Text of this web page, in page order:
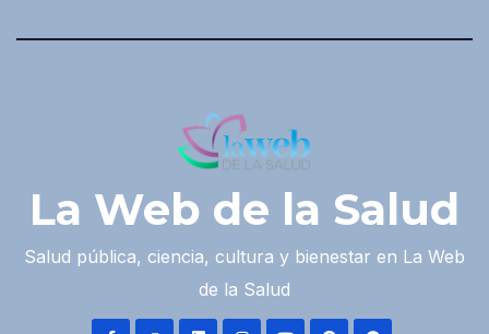
La Web de la Salud
Salud pública, ciencia, cultura y bienestar en La Web
de la Salud